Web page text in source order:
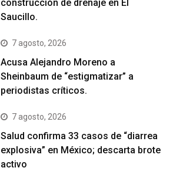
construcción de drenaje en El
Saucillo.
7 agosto, 2026
Acusa Alejandro Moreno a
Sheinbaum de “estigmatizar” a
periodistas críticos.
7 agosto, 2026
Salud confirma 33 casos de “diarrea
explosiva” en México; descarta brote
activo